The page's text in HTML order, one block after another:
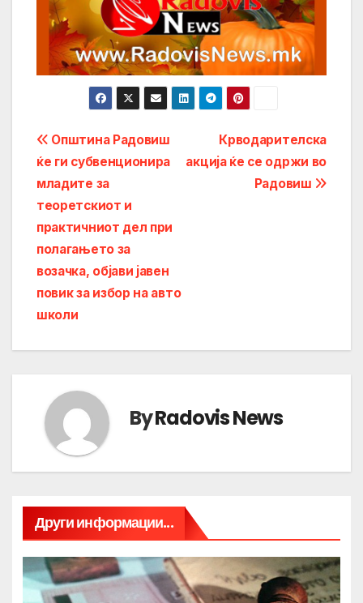
Post
navigation
Крводарителска
акција ќе се одржи во
Радовиш
Општина Радовиш
ќе ги субвенционира
младите за
теоретскиот и
практичниот дел при
полагањето за
возачка, објави јавен
повик за избор на авто
школи
ByRadovis News
Други информации...